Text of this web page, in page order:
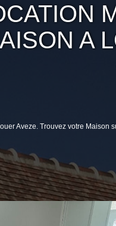
A
Aveze. Trouvez votre